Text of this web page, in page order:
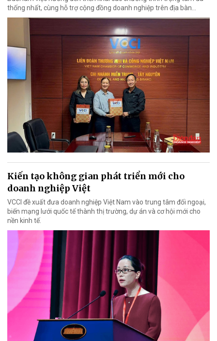
thống nhất, cùng hỗ trợ cộng đồng doanh nghiệp trên địa bàn...
Kiến tạo không gian phát triển mới cho
doanh nghiệp Việt
VCCI đề xuất đưa doanh nghiệp Việt Nam vào trung tâm đối ngoại,
biến mạng lưới quốc tế thành thị trường, dự án và cơ hội mới cho
nền kinh tế.